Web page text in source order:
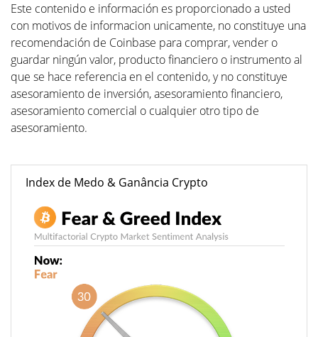
Este contenido e información es proporcionado a usted
con motivos de informacion unicamente, no constituye una
recomendación de Coinbase para comprar, vender o
guardar ningún valor, producto financiero o instrumento al
que se hace referencia en el contenido, y no constituye
asesoramiento de inversión, asesoramiento financiero,
asesoramiento comercial o cualquier otro tipo de
asesoramiento.
Index de Medo & Ganância Crypto